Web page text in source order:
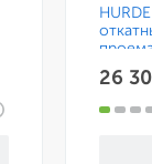
с
на 7 м.
26